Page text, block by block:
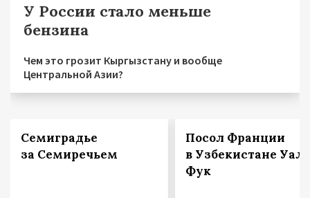
У России стало меньше
бензина
Чем это грозит Кыргызстану и вообще
Центральной Азии?
Семиградье
за Семиречьем
Посол Франции
в Узбекистане
Фук